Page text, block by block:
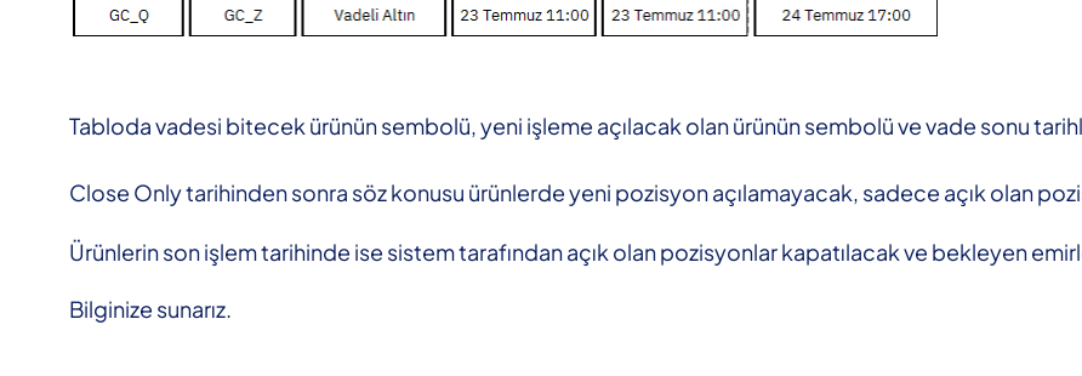
Tabloda vadesi bitecek ürünün sembolü, yeni işleme açılacak olan ürünün sembolü ve vade sonu
Close Only tarihinden sonra söz konusu ürünlerde yeni pozisyon açılamayacak, sadece açık olan
Ürünlerin son işlem tarihinde ise sistem tarafından açık olan pozisyonlar kapatılacak ve bekleyen
Bilginize sunarız.